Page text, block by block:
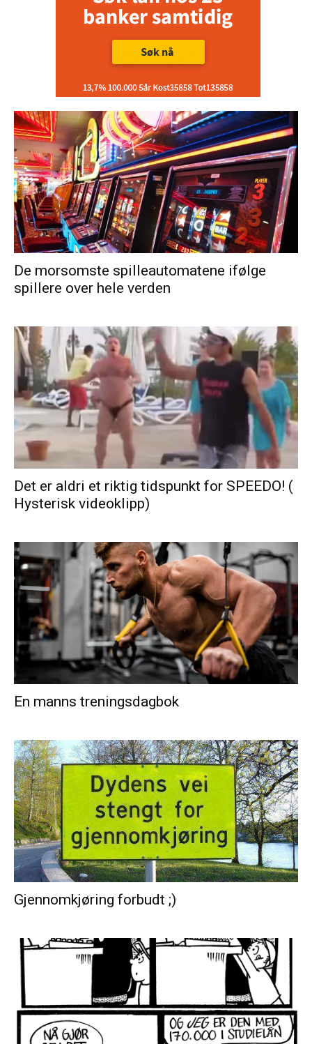
De morsomste spilleautomatene ifølge
spillere over hele verden
Det er aldri et riktig tidspunkt for SPEEDO! (
Hysterisk videoklipp)
En manns treningsdagbok
Gjennomkjøring forbudt ;)